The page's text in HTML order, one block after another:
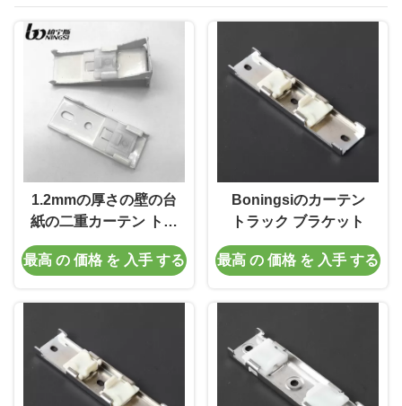
1.2mmの厚さの壁の台
紙の二重カーテン トラ
ック
最高 の 価格 を 入手 する
Boningsiのカーテン
トラック ブラケット
最高 の 価格 を 入手 する